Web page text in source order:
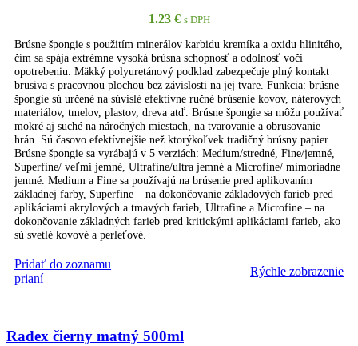
1.23 € s DPH
Brúsne špongie s použitím minerálov karbidu kremíka a oxidu hlinitého,
čím sa spája extrémne vysoká brúsna schopnosť a odolnosť voči
opotrebeniu. Mäkký polyuretánový podklad zabezpečuje plný kontakt
brusiva s pracovnou plochou bez závislosti na jej tvare. Funkcia: brúsne
špongie sú určené na súvislé efektívne ručné brúsenie kovov, náterových
materiálov, tmelov, plastov, dreva atď. Brúsne špongie sa môžu používať
mokré aj suché na náročných miestach, na tvarovanie a obrusovanie
hrán. Sú časovo efektívnejšie než ktorýkoľvek tradičný brúsny papier.
Brúsne špongie sa vyrábajú v 5 verziách: Medium/stredné, Fine/jemné,
Superfine/ veľmi jemné, Ultrafine/ultra jemné a Microfine/ mimoriadne
jemné. Medium a Fine sa používajú na brúsenie pred aplikovaním
základnej farby, Superfine – na dokončovanie základových farieb pred
aplikáciami akrylových a tmavých farieb, Ultrafine a Microfine – na
dokončovanie základných farieb pred kritickými aplikáciami farieb, ako
sú svetlé kovové a perleťové.
Pridať do zoznamu
prianí
Rýchle zobrazenie
Radex čierny matný 500ml